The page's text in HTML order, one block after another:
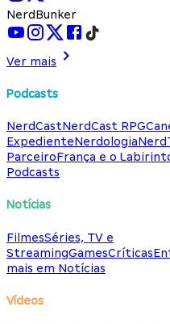
NerdBunker
Ver mais
Podcasts
NerdCastNerdCast RPG
ExpedienteNerdologia
ParceiroFrança e o
Podcasts
Notícias
FilmesSéries, TV e
StreamingGamesCríticas
mais em Notícias
Vídeos